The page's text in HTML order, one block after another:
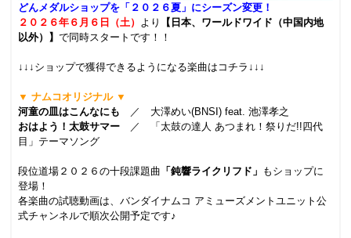
どんメダルショップを「２０２６夏」にシーズン変更！
２０２６年６月６日（土）
より
【日本、ワールドワイド（中国内地
以外）】で同時スタートです！！
↓↓↓ショップで獲得できるようになる楽曲はコチラ↓↓↓
▼ ナムコオリジナル ▼
河童の皿はこんなにも ／ 大澤めい(BNSI) feat. 池澤孝之
おはよう！太鼓サマー ／ 「太鼓の達人 あつまれ！祭りだ!!四代
目」テーマソング
段位道場２０２６の十段課題曲 「鈍響ライクリフド」 もショップに
登場！
各楽曲の試聴動画は、バンダイナムコ アミューズメントユニット公
式チャンネルで順次公開予定です♪